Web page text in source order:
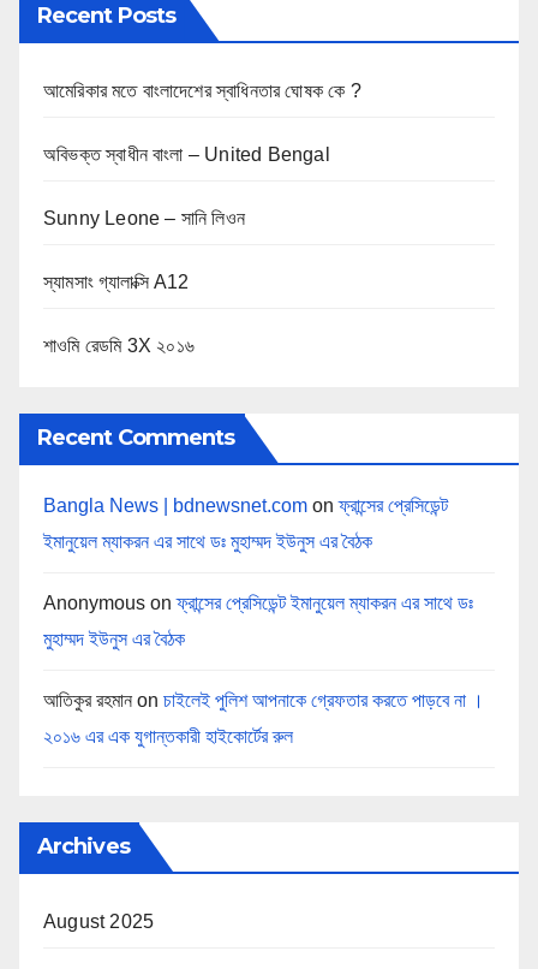
Recent Posts
আমেরিকার মতে বাংলাদেশের স্বাধিনতার ঘোষক কে ?
অবিভক্ত স্বাধীন বাংলা – United Bengal
Sunny Leone – সানি লিওন
স্যামসাং গ্যালাক্সি A12
শাওমি রেডমি 3X ২০১৬
Recent Comments
Bangla News | bdnewsnet.com onফ্রান্সের প্রেসিডেন্ট
ইমানুয়েল ম্যাকরন এর সাথে ডঃ মুহাম্মদ ইউনুস এর বৈঠক
Anonymous onফ্রান্সের প্রেসিডেন্ট ইমানুয়েল ম্যাকরন এর সাথে ডঃ
মুহাম্মদ ইউনুস এর বৈঠক
আতিকুর রহমান on চাইলেই পুলিশ আপনাকে গ্রেফতার করতে পাড়বে না ।
২০১৬ এর এক যুগান্তকারী হাইকোর্টের রুল
Archives
August 2025